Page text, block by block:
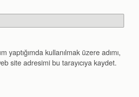
yaptığımda kullanılmak üzere adımı,
site adresimi bu tarayıcıya kaydet.